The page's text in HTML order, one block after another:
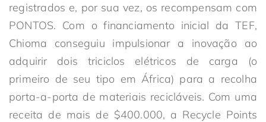
registrados e, por sua vez, os recompensam com
PONTOS. Com o financiamento inicial da TEF,
Chioma conseguiu impulsionar a inovação ao
adquirir dois triciclos elétricos de carga (o
primeiro de seu tipo em África) para a recolha
porta-a-porta de materiais recicláveis. Com uma
receita de mais de $400.000, a Recycle Points